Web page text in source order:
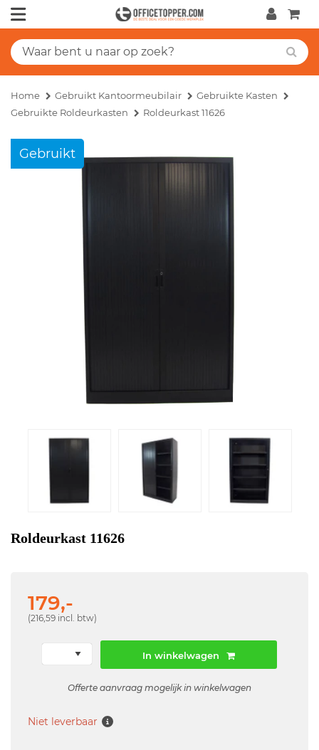
Home Gebruikt Kantoormeubilair
Gebruikte Kasten
Gebruikte Roldeurkasten
Roldeurkast 11626
Gebruikt
Roldeurkast 11626
179,-
(216,59 incl. btw)
In winkelwagen
Offerte aanvraag mogelijk in winkelwagen
Niet leverbaar